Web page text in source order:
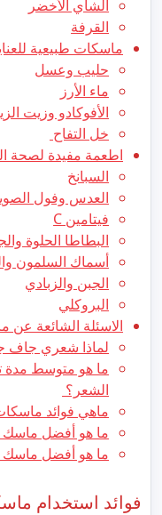
الشاي الأخضر
القرفة
ماسكات طبيعية
حليب وعسل
ماء الأرز
الأفوكادو وزيت
خل التفاح
اطعمة مفيدة لصحة
السبانخ
العدس وفول
فيتامين C
البطاطا الحلوة
أسماك السلمون
الجبن والزبادي
البروكلي
الاسئلة الشائعة عن
لماذا شعري جاف
ما هو متوسط مدة
الشعر؟
ماهي فوائد
ما هو أفضل ماسك
ما هو أفضل ماسك
فوائد استخدام